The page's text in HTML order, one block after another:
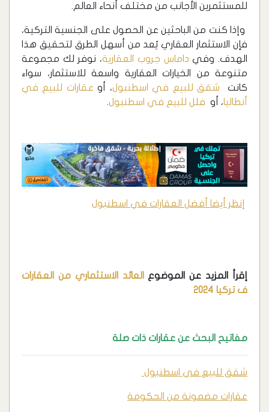
للمستثمرين الأجانب من مختلف أنحاء العالم.
وإذا كنت من الباحثين عن الحصول على الجنسية التركية،
فإن الاستثمار العقاري يُعد من أسهل الطرق لتحقيق هذا
الهدف. وفي داماس جروب العقارية، نوفر لك مجموعة
متنوعة من الخيارات العقارية واسعة للاستثمار، سواء
كانت شقق للبيع في اسطنبول، أو عقارات للبيع في
أنطاليا، أو فلل للبيع في اسطنبول.
إنظر أيضا أفضل العقارات في اسطنبول
إقرأ المزيد عن الموضوع
العائد الاستثماري من العقارات
ف تركيا 2024
مفاتيح البحث عن عقارات ذات صلة
شقق للبيع في اسطنبول
عقارات مضمونة من الحكومة